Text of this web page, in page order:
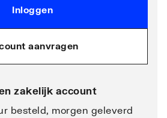
Inloggen
aanvragen
zakelijk account
besteld, morgen geleverd